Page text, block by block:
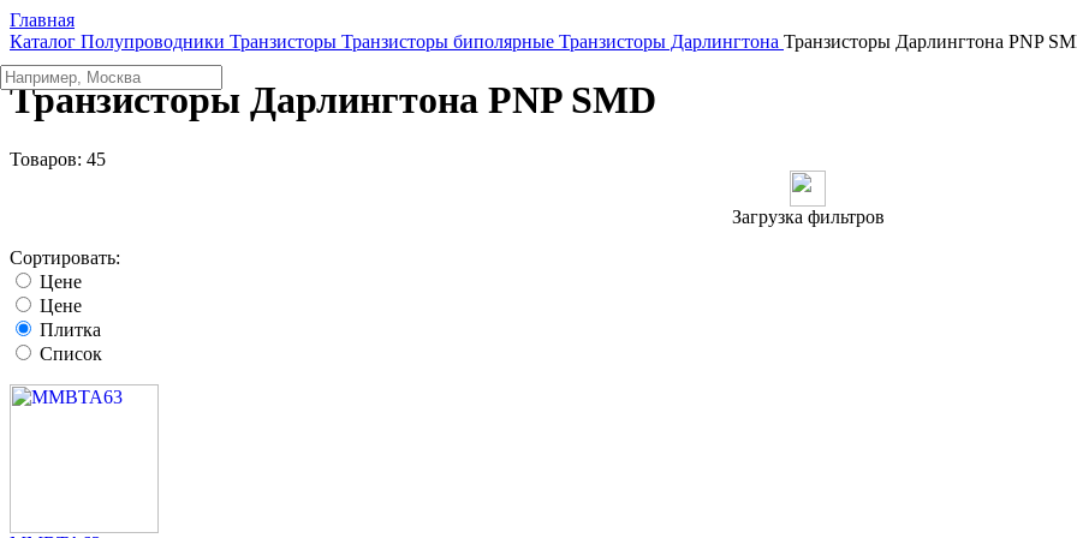
Главная
Каталог Полупроводники Транзисторы Транзисторы биполярные Транзисторы Дарлингтона Транзисторы Дарлингтона PNP
Транзисторы Дарлингтона PNP SMD
Товаров: 45
Загрузка фильтров
Сортировать:
Цене
Цене
Плитка
Список